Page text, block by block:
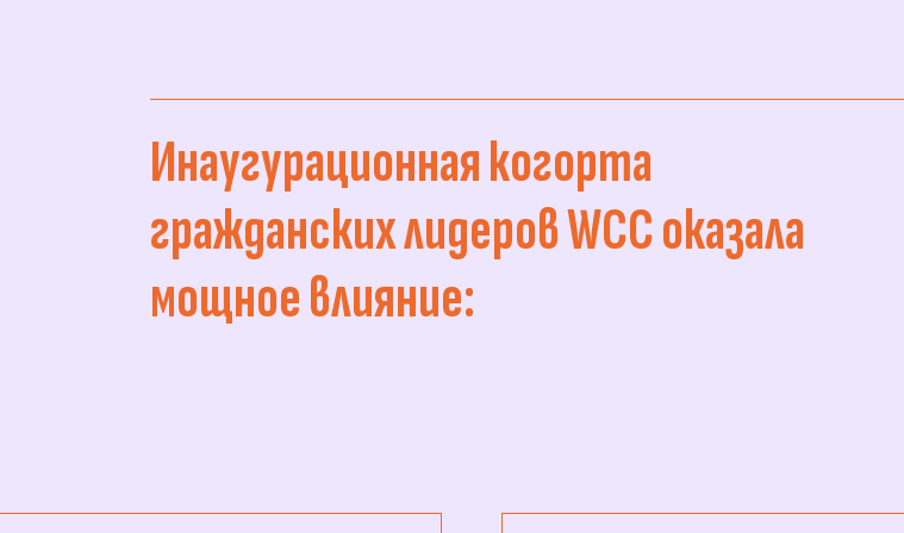
Инаугурационная когорта
гражданских лидеров WCC оказала
мощное влияние: